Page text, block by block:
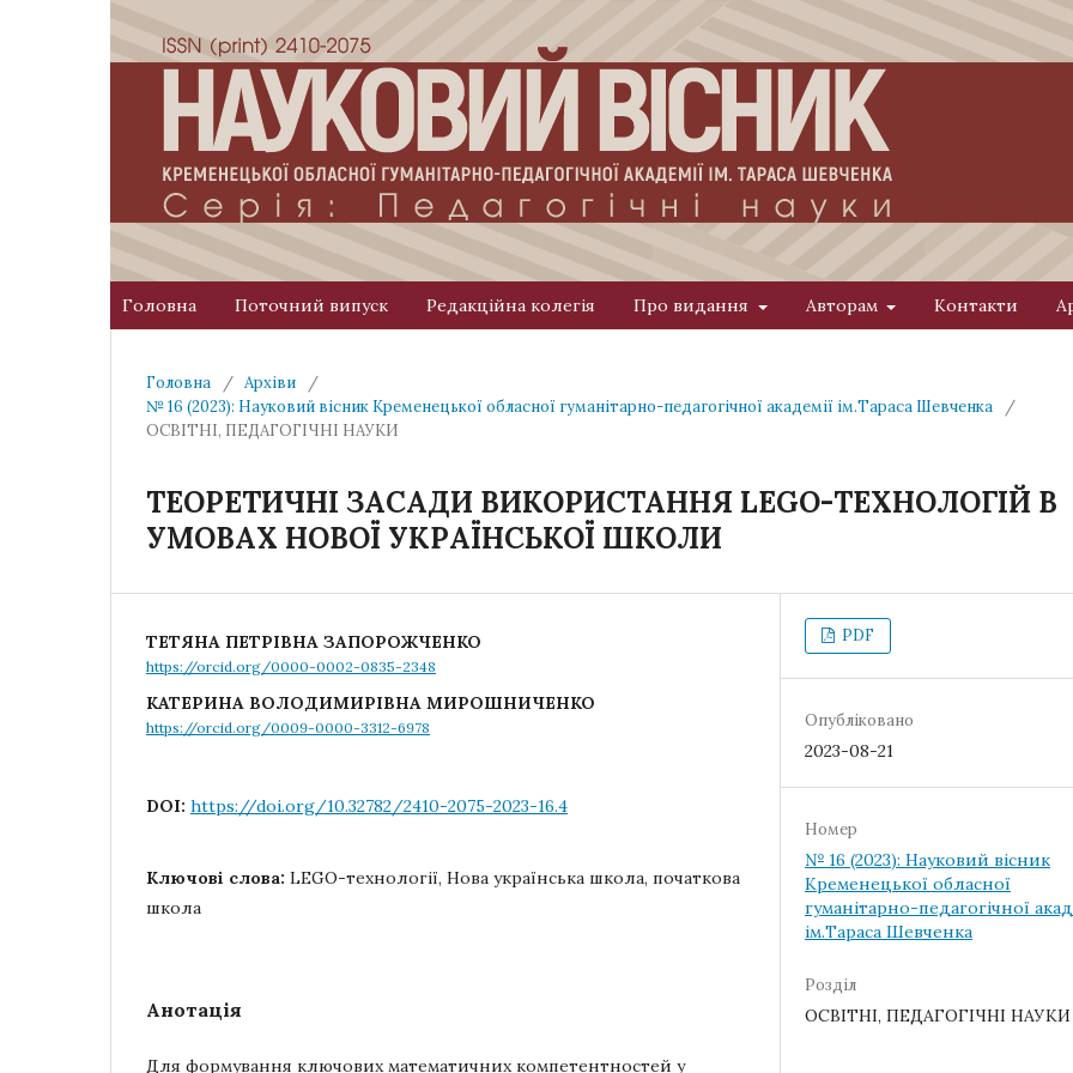
Головна Поточний випуск Редакційна колегія Про видання Авторам Контакти
Головна / Архіви
/
№ 16 (2023): Науковий вісник Кременецької обласної гуманітарно-педагогічної академії ім.Тараса Шевченка
/
ОСВІТНІ, ПЕДАГОГІЧНІ НАУКИ
ТЕОРЕТИЧНІ ЗАСАДИ ВИКОРИСТАННЯ LEGO-ТЕХНОЛОГІЙ В
УМОВАХ НОВОЇ УКРАЇНСЬКОЇ ШКОЛИ
ТЕТЯНА ПЕТРІВНА ЗАПОРОЖЧЕНКО
https://orcid.org/0000-0002-0835-2348
КАТЕРИНА ВОЛОДИМИРІВНА МИРОШНИЧЕНКО
https://orcid.org/0009-0000-3312-6978
DOI: https://doi.org/10.32782/2410-2075-2023-16.4
Ключові слова: LEGO-технології, Нова українська школа, початкова
школа
Анотація
Для формування ключових математичних компетентностей у
PDF
Опубліковано
2023-08-21
Номер
№ 16 (2023): Науковий вісник
Кременецької обласної
гуманітарно-педагогічної
ім.Тараса Шевченка
Розділ
ОСВІТНІ, ПЕДАГОГІЧНІ НАУКИ